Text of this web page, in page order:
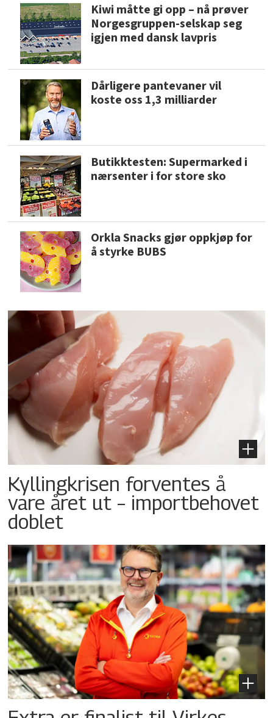
Kiwi måtte gi opp – nå prøver
Norgesgruppen-selskap seg
igjen med dansk lavpris
Dårligere pantevaner vil
koste oss 1,3 milliarder
Butikktesten: Supermarked i
nærsenter i for store sko
Orkla Snacks gjør oppkjøp for
å styrke BUBS
Kyllingkrisen forventes å
vare året ut – importbehovet
doblet